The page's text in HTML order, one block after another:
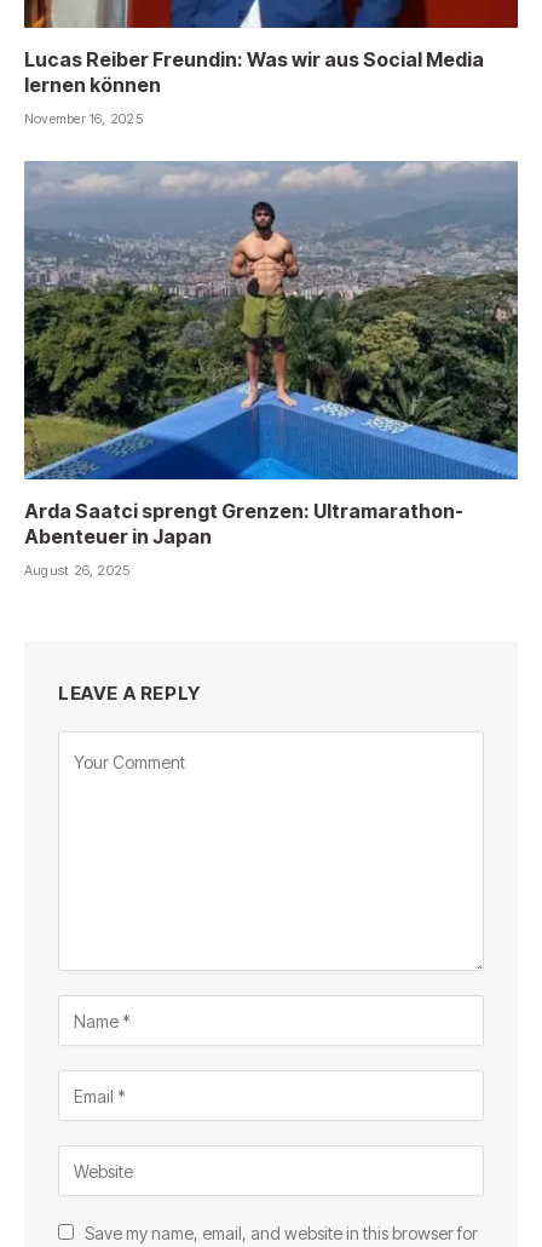
Lucas Reiber Freundin: Was wir aus Social Media
lernen können
November 16, 2025
Arda Saatci sprengt Grenzen: Ultramarathon-
Abenteuer in Japan
August 26, 2025
LEAVE A REPLY
Save my name, email, and website in this browser for